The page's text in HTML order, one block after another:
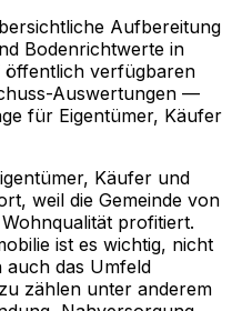
Aufbereitung
Bodenrichtwerte in
öffentlich verfügbaren
Auswertungen —
für Eigentümer, Käufer
Käufer und
weil die Gemeinde von
profitiert.
ist es wichtig, nicht
auch das Umfeld
zählen unter anderem